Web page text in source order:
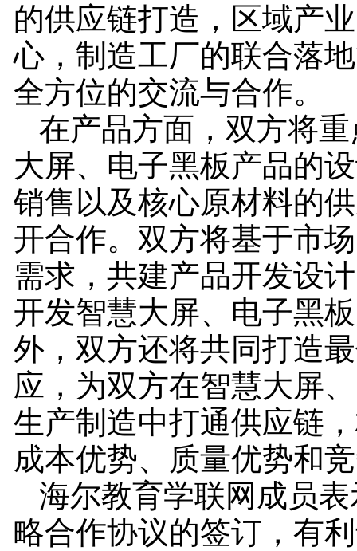
的供应链打造，区域产
心，制造工厂的联合落
全方位的交流与合作。
在产品方面，双方将
大屏、电子黑板产品的
销售以及核心原材料的
开合作。双方将基于市
需求，共建产品开发设
开发智慧大屏、电子黑
外，双方还将共同打造
应，为双方在智慧大屏
生产制造中打通供应链
成本优势、质量优势和
海尔教育学联网成员
略合作协议的签订，有